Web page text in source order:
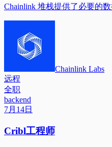
Chainlink 堆栈提供了必要的
Chainlink Labs
远程
全职
backend
7月14日
Cribl工程师